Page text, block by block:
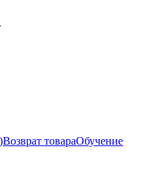
Возврат товараОбучение